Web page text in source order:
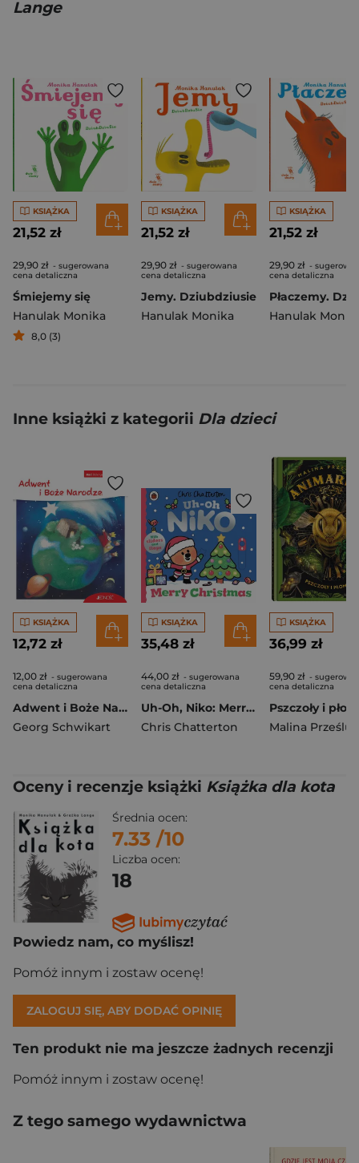
Lange
KSIĄŻKA
21,52 zł
29,90 zł - sugerowana
cena detaliczna
Śmiejemy się
Hanulak Monika
8,0 (3)
KSIĄŻKA
21,52 zł
29,90 zł - sugerowana
cena detaliczna
Jemy. Dziubdziusie
Hanulak Monika
KSIĄŻKA
21,52 zł
29,90 zł -
cena detaliczna
Hanulak
Inne książki z kategorii Dla dzieci
KSIĄŻKA
12,72 zł
12,00 zł - sugerowana
cena detaliczna
Adwent i Boże Narodzenie
Georg Schwikart
KSIĄŻKA
35,48 zł
44,00 zł - sugerowana
cena detaliczna
Uh-Oh, Niko: Merry Christmas
Chris Chatterton
KSIĄŻKA
36,99 zł
59,90 zł -
cena detaliczna
Malina
Oceny i recenzje książki Książka dla kota
Średnia ocen:
7.33 /10
Liczba ocen:
18
Powiedz nam, co myślisz!
Pomóż innym i zostaw ocenę!
ZALOGUJ SIĘ, ABY DODAĆ OPINIĘ
Ten produkt nie ma jeszcze żadnych recenzji
Pomóż innym i zostaw ocenę!
Z tego samego wydawnictwa